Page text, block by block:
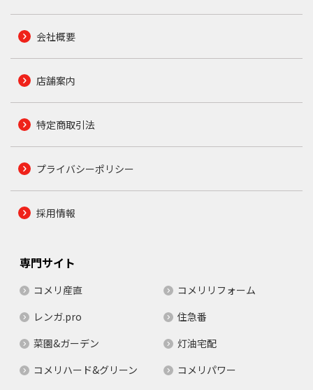
会社概要
店舗案内
特定商取引法
プライバシーポリシー
採用情報
専門サイト
コメリ産直
コメリリフォーム
レンガ.pro
住急番
菜園&ガーデン
灯油宅配
コメリハード&グリーン
コメリパワー